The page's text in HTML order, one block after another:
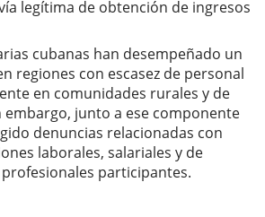
legítima de obtención de ingresos
cubanas han desempeñado un
regiones con escasez de personal
en comunidades rurales y de
embargo, junto a ese componente
denuncias relacionadas con
laborales, salariales y de
participantes.